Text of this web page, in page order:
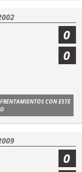
0
0
CON ESTE
0